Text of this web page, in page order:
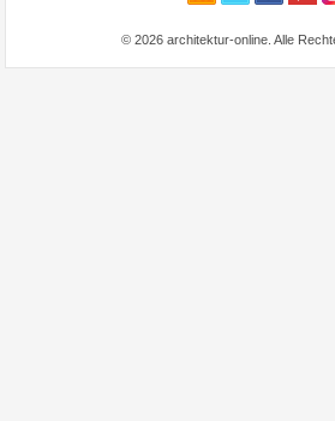
© 2026 architektur-online. Alle